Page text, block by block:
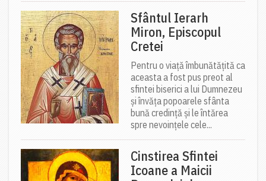
Sfântul Ierarh
Miron, Episcopul
Cretei
Pentru o viață îmbunătățită ca
aceasta a fost pus preot al
sfintei biserici a lui Dumnezeu
și învăța popoarele sfânta
bună credință și le întărea
spre nevoințele cele...
Cinstirea Sfintei
Icoane a Maicii